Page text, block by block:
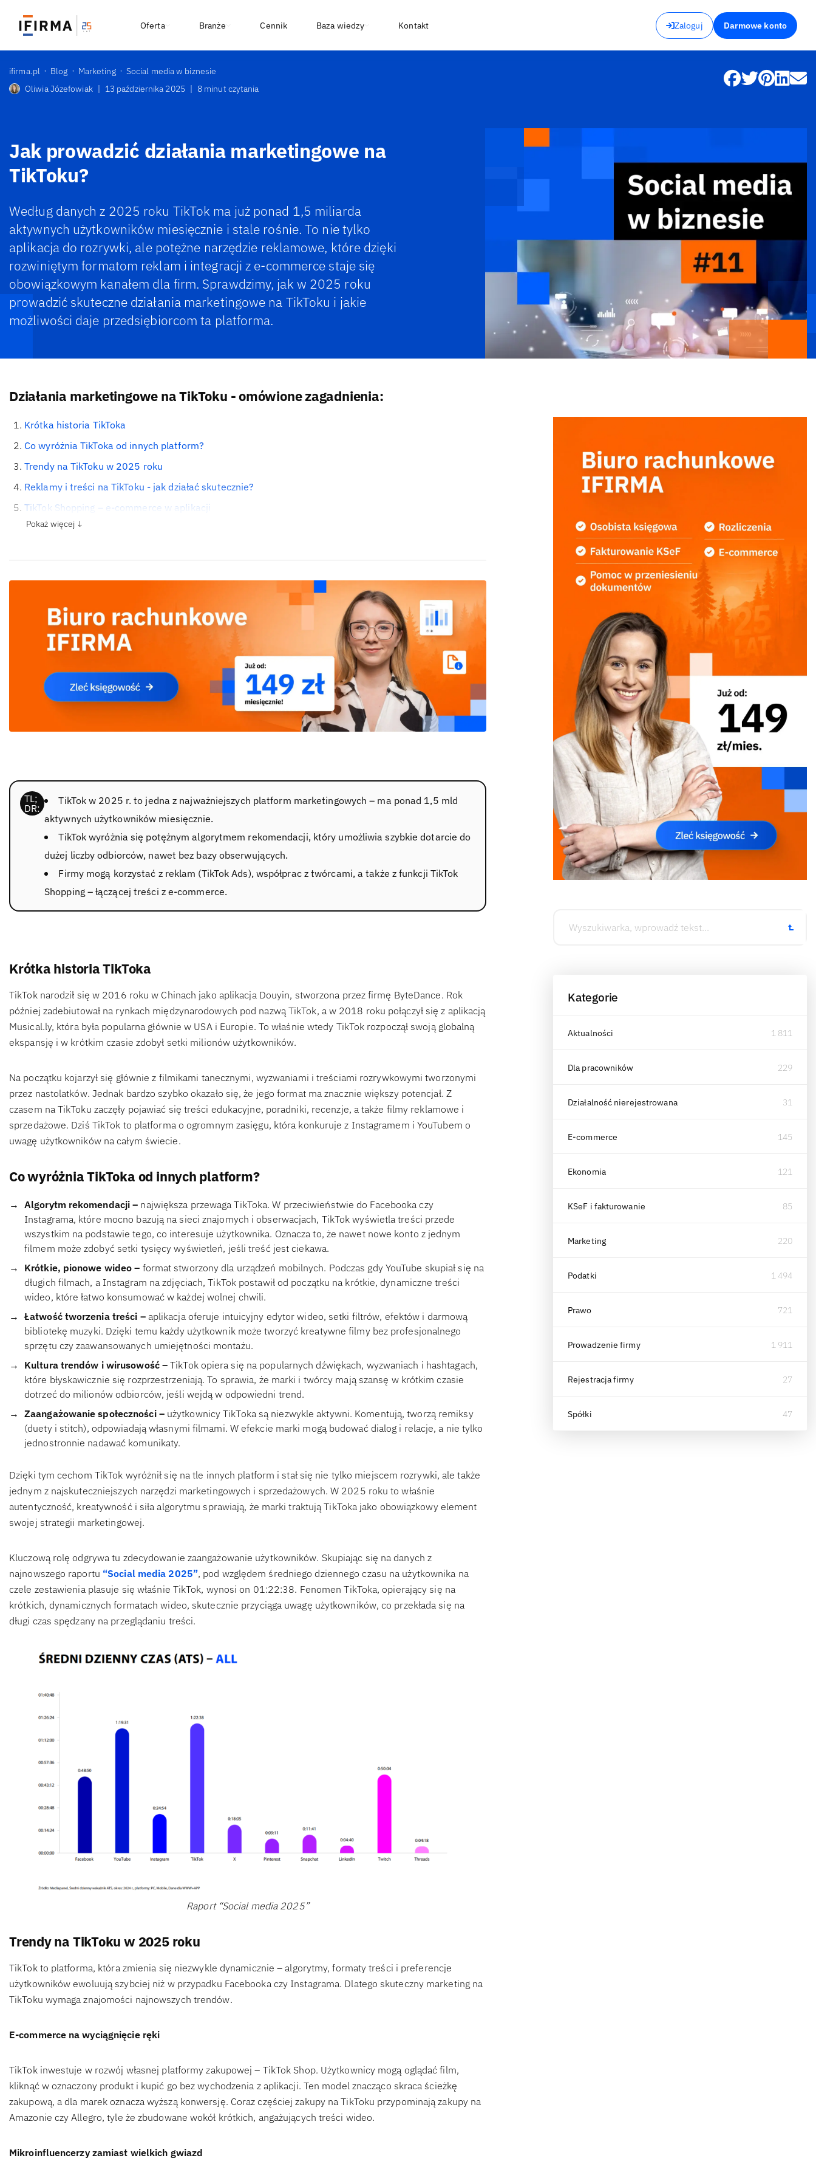
Zaloguj Darmowe konto
Oferta Branże Cennik Baza wiedzy Kontakt
ifirma.pl Blog Marketing
Social media w biznesie
Oliwia Józefowiak | 13 października 2025 | 8 minut czytania
Jak prowadzić działania marketingowe na
TikToku?
Według danych z 2025 roku TikTok ma już ponad 1,5 miliarda
aktywnych użytkowników miesięcznie i stale rośnie. To nie tylko
aplikacja do rozrywki, ale potężne narzędzie reklamowe, które dzięki
rozwiniętym formatom reklam i integracji z e-commerce staje się
obowiązkowym kanałem dla firm. Sprawdzimy, jak w 2025 roku
prowadzić skuteczne działania marketingowe na TikToku i jakie
możliwości daje przedsiębiorcom ta platforma.
Działania marketingowe na TikToku - omówione zagadnienia:
Krótka historia TikToka
Co wyróżnia TikToka od innych platform?
Trendy na TikToku w 2025 roku
Reklamy i treści na TikToku - jak działać skutecznie?
TikTok Shopping – e-commerce w aplikacji
Pokaż więcej ↓
TikTok w 2025 r. to jedna z najważniejszych platform marketingowych – ma ponad 1,5 mld
aktywnych użytkowników miesięcznie.
TikTok wyróżnia się potężnym algorytmem rekomendacji, który umożliwia szybkie dotarcie do
dużej liczby odbiorców, nawet bez bazy obserwujących.
Firmy mogą korzystać z reklam (TikTok Ads), współprac z twórcami, a także z funkcji TikTok
Shopping – łączącej treści z e-commerce.
Krótka historia TikToka
TikTok narodził się w 2016 roku w Chinach jako aplikacja Douyin, stworzona przez firmę ByteDance. Rok
później zadebiutował na rynkach międzynarodowych pod nazwą TikTok, a w 2018 roku połączył się z aplikacją
Musical.ly, która była popularna głównie w USA i Europie. To właśnie wtedy TikTok rozpoczął swoją globalną
ekspansję i w krótkim czasie zdobył setki milionów użytkowników.
Na początku kojarzył się głównie z filmikami tanecznymi, wyzwaniami i treściami rozrywkowymi tworzonymi
przez nastolatków. Jednak bardzo szybko okazało się, że jego format ma znacznie większy potencjał. Z
czasem na TikToku zaczęły pojawiać się treści edukacyjne, poradniki, recenzje, a także filmy reklamowe i
sprzedażowe. Dziś TikTok to platforma o ogromnym zasięgu, która konkuruje z Instagramem i YouTubem o
uwagę użytkowników na całym świecie.
Co wyróżnia TikToka od innych platform?
Algorytm rekomendacji – największa przewaga TikToka. W przeciwieństwie do Facebooka czy
Instagrama, które mocno bazują na sieci znajomych i obserwacjach, TikTok wyświetla treści przede
wszystkim na podstawie tego, co interesuje użytkownika. Oznacza to, że nawet nowe konto z jednym
filmem może zdobyć setki tysięcy wyświetleń, jeśli treść jest ciekawa.
Krótkie, pionowe wideo – format stworzony dla urządzeń mobilnych. Podczas gdy YouTube skupiał się na
długich filmach, a Instagram na zdjęciach, TikTok postawił od początku na krótkie, dynamiczne treści
wideo, które łatwo konsumować w każdej wolnej chwili.
Łatwość tworzenia treści –aplikacja oferuje intuicyjny edytor wideo, setki filtrów, efektów i darmową
bibliotekę muzyki. Dzięki temu każdy użytkownik może tworzyć kreatywne filmy bez profesjonalnego
sprzętu czy zaawansowanych umiejętności montażu.
Kultura trendów i wirusowość – TikTok opiera się na popularnych dźwiękach, wyzwaniach i hashtagach,
które błyskawicznie się rozprzestrzeniają. To sprawia, że marki i twórcy mają szansę w krótkim czasie
dotrzeć do milionów odbiorców, jeśli wejdą w odpowiedni trend.
Zaangażowanie społeczności –użytkownicy TikToka są niezwykle aktywni. Komentują, tworzą remiksy
(duety i stitch), odpowiadają własnymi filmami. W efekcie marki mogą budować dialog i relacje, a nie tylko
jednostronnie nadawać komunikaty.
Dzięki tym cechom TikTok wyróżnił się na tle innych platform i stał się nie tylko miejscem rozrywki, ale także
jednym z najskuteczniejszych narzędzi marketingowych i sprzedażowych. W 2025 roku to właśnie
autentyczność, kreatywność i siła algorytmu sprawiają, że marki traktują TikToka jako obowiązkowy element
swojej strategii marketingowej.
Kluczową rolę odgrywa tu zdecydowanie zaangażowanie użytkowników. Skupiając się na danych z
najnowszego raportu “Social media 2025”, pod względem średniego dziennego czasu na użytkownika na
czele zestawienia plasuje się właśnie TikTok, wynosi on 01:22:38. Fenomen TikToka, opierający się na
krótkich, dynamicznych formatach wideo, skutecznie przyciąga uwagę użytkowników, co przekłada się na
długi czas spędzany na przeglądaniu treści.
Raport “Social media 2025”
Trendy na TikToku w 2025 roku
TikTok to platforma, która zmienia się niezwykle dynamicznie – algorytmy, formaty treści i preferencje
użytkowników ewoluują szybciej niż w przypadku Facebooka czy Instagrama. Dlatego skuteczny marketing na
TikToku wymaga znajomości najnowszych trendów.
E-commerce na wyciągnięcie ręki
TikTok inwestuje w rozwój własnej platformy zakupowej – TikTok Shop. Użytkownicy mogą oglądać film,
kliknąć w oznaczony produkt i kupić go bez wychodzenia z aplikacji. Ten model znacząco skraca ścieżkę
zakupową, a dla marek oznacza wyższą konwersję. Coraz częściej zakupy na TikToku przypominają zakupy na
Amazonie czy Allegro, tyle że zbudowane wokół krótkich, angażujących treści wideo.
Mikroinfluencerzy zamiast wielkich gwiazd
Kategorie
Aktualności 1 811
Dla pracowników 229
Działalność nierejestrowana 31
E-commerce 145
Ekonomia 121
KSeF i fakturowanie 85
Marketing 220
Podatki 1 494
Prawo 721
Prowadzenie firmy 1 911
Rejestracja firmy 27
Spółki 47